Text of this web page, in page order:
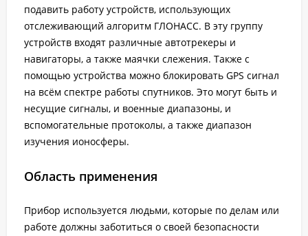
подавить работу устройств, использующих
отслеживающий алгоритм ГЛОНАСС. В эту группу
устройств входят различные автотрекеры и
навигаторы, а также маячки слежения. Также с
помощью устройства можно блокировать GPS сигнал
на всём спектре работы спутников. Это могут быть и
несущие сигналы, и военные диапазоны, и
вспомогательные протоколы, а также диапазон
изучения ионосферы.
Область применения
Прибор используется людьми, которые по делам или
работе должны заботиться о своей безопасности